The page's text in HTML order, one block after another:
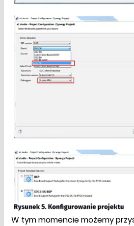
W tym momencie możemy